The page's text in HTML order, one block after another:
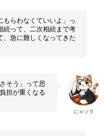
もらわなくていいよ」っ
続って、二次相続まで考
、急に難しくなってきた
にゃソラ
そう」って思
担が重くなる